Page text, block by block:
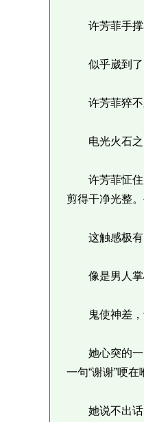
许芳菲手撑着
似乎崴到了
许芳菲猝不及
电光火石之
许芳菲怔住，
剪得干净光整
这触感极有力
像是男人掌
鬼使神差，
她心突的一紧
一句“谢谢”哽
她说不出话，